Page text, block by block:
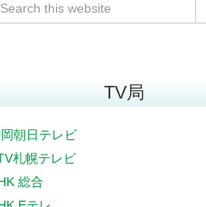
TV局
朝日テレビ
札幌テレビ
総合